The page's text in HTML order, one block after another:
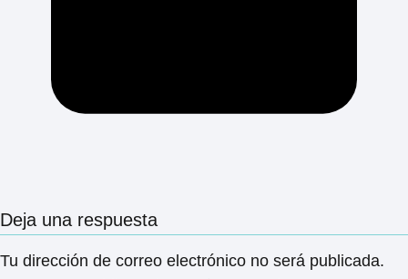
Deja una respuesta
Tu dirección de correo electrónico no será publicada.